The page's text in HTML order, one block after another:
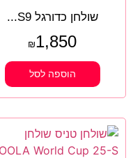
שולחן כדורגל S9...
₪1,850
הוספה לסל